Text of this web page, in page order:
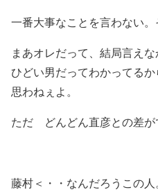
一番大事なことを言わない
まあオレだって、結局言え
ひどい男だってわかってる
思わねぇよ。
ただ どんどん直彦との差が
藤村＜・・なんだろうこの